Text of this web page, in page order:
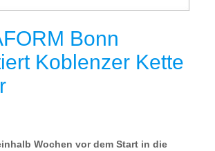
Bonn
Koblenzer Kette
Wochen vor dem Start in die